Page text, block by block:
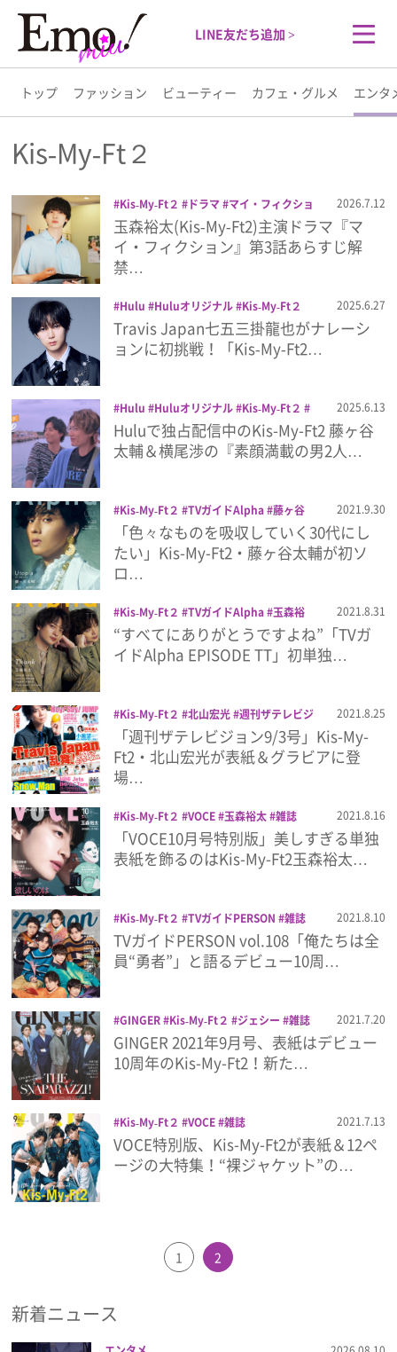
LINE友だち追加 >
トップ ファッション ビューティー カフェ・グルメ エンタ
トップ
ファッション
ビューティー
カフェ・グルメ
エンタメ
ライフスタイル
プレゼント
インタビュー
フィルム
Emoメン
ランキング
Emo!miuとは？
免責事項
プライバシーポリシー
利用規約
お問い合わせ
Kis‐My‐Ft２
Kis‐My‐Ft２ ドラマ
マイ・フィクショ
ン 玉森裕太
2026.7.12
玉森裕太(Kis‐My‐Ft2)主演ドラマ『マ
イ・フィクション』第3話あらすじ解
禁…
Hulu Huluオリジナル
Kis‐My‐Ft２
NAKED
Travis Japan 七五三掛龍也
日本テレビ 横尾渉 藤ヶ谷太輔
2025.6.27
Travis Japan七五三掛龍也がナレーシ
ョンに初挑戦！「Kis‐My‐Ft2…
Hulu Huluオリジナル
Kis‐My‐Ft２
日本テレビ
横尾渉 藤ヶ谷太輔
2025.6.13
Huluで独占配信中のKis-My-Ft2 藤ヶ谷
太輔＆横尾渉の『素顔満載の男2人…
Kis‐My‐Ft２ TVガイドAlpha 藤ヶ谷
太輔
雑誌
2021.9.30
「色々なものを吸収していく30代にし
たい」Kis-My-Ft2・藤ヶ谷太輔が初ソ
ロ…
Kis‐My‐Ft２ TVガイドAlpha 玉森裕
太 雑誌
2021.8.31
“すべてにありがとうですよね”「TVガ
イドAlpha EPISODE TT」初単独…
Kis‐My‐Ft２ 北山宏光 週刊ザテレビジ
ョン 雑誌
2021.8.25
「週刊ザテレビジョン9/3号」Kis-My-
Ft2・北山宏光が表紙＆グラビアに登
場…
Kis‐My‐Ft２ VOCE 玉森裕太 雑誌 2021.8.16
「VOCE10月号特別版」美しすぎる単独
表紙を飾るのはKis-My-Ft2玉森裕太…
Kis‐My‐Ft２ TVガイドPERSON 雑誌 2021.8.10
TVガイドPERSON vol.108「俺たちは全
員“勇者”」と語るデビュー10周…
GINGER Kis‐My‐Ft２ ジェシー
雑誌
高杉真宙
2021.7.20
GINGER 2021年9月号、表紙はデビュー
10周年のKis-My-Ft2！新た…
Kis‐My‐Ft２ VOCE 雑誌 2021.7.13
VOCE特別版、Kis-My-Ft2が表紙＆12ペ
ージの大特集！“裸ジャケット”の…
1 2
新着ニュース